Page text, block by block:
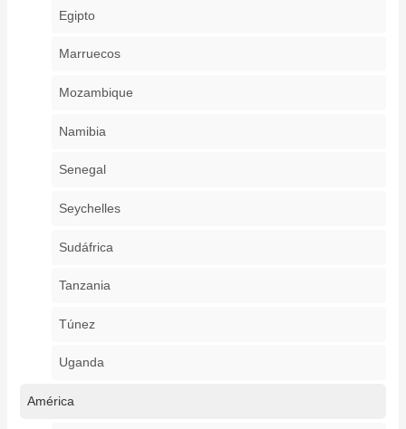
Egipto
Marruecos
Mozambique
Namibia
Senegal
Seychelles
Sudáfrica
Tanzania
Túnez
Uganda
América